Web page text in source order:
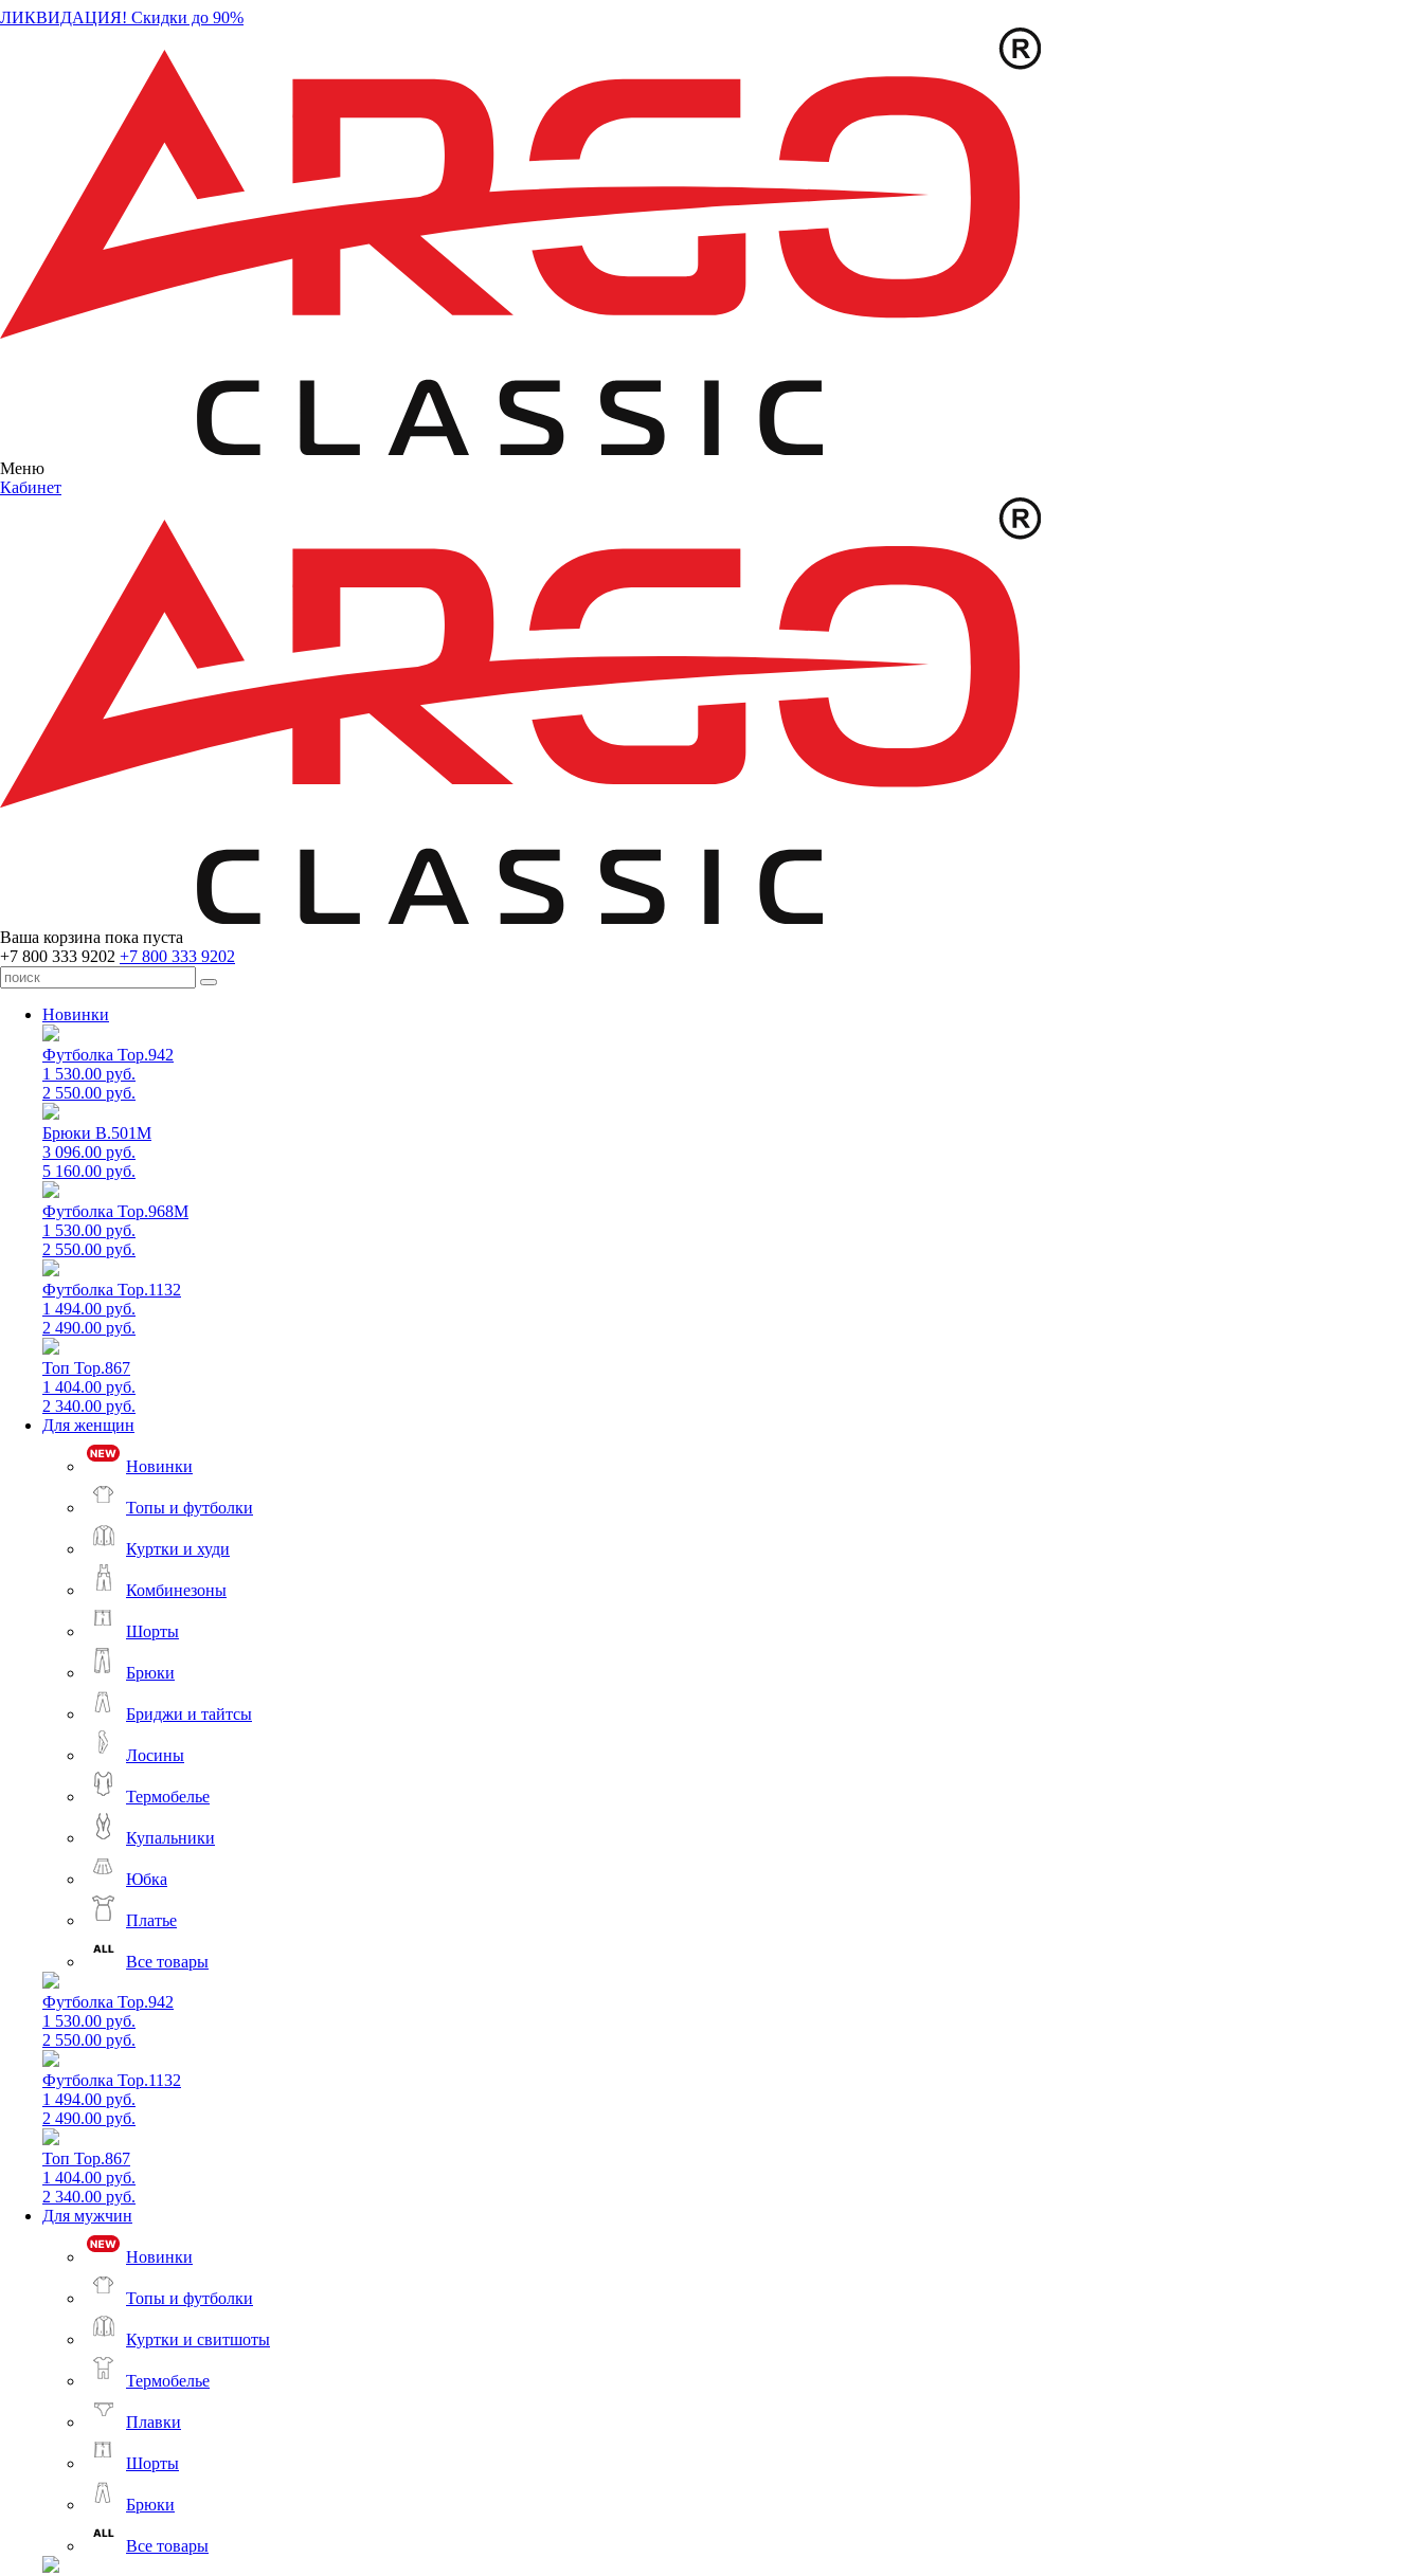
ЛИКВИДАЦИЯ! Скидки до 90%
Меню
Кабинет
Ваша корзина пока пуста
+7 800 333 9202 +7 800 333 9202
Новинки
Футболка Top.942
1 530.00 руб.
2 550.00 руб.
Брюки B.501M
3 096.00 руб.
5 160.00 руб.
Футболка Top.968M
1 530.00 руб.
2 550.00 руб.
Футболка Top.1132
1 494.00 руб.
2 490.00 руб.
Топ Top.867
1 404.00 руб.
2 340.00 руб.
Для женщин
Новинки
Топы и футболки
Куртки и худи
Комбинезоны
Шорты
Брюки
Бриджи и тайтсы
Лосины
Термобелье
Купальники
Юбка
Платье
Все товары
Футболка Top.942
1 530.00 руб.
2 550.00 руб.
Футболка Top.1132
1 494.00 руб.
2 490.00 руб.
Топ Top.867
1 404.00 руб.
2 340.00 руб.
Для мужчин
Новинки
Топы и футболки
Куртки и свитшоты
Термобелье
Плавки
Шорты
Брюки
Все товары